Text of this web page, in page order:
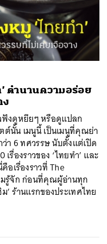
’ ตำนานความอร่อย
ง
ฟังดูหยึยๆ หรือดูแปลก
นั้น เมนูนี้ เป็นเมนูที่คุณย่า
า 6 ทศวรรษ นับตั้งแต่เปิด
รื่องราวของ ‘ไทยทำ’ และ
เรื่องราวที่ The
มรู้จัก ก่อนที่คุณผู้อ่านทุก
’ ร้านแรกของประเทศไทย